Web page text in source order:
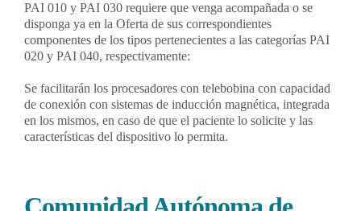
PAI 010 y PAI 030 requiere que venga acompañada o se
disponga ya en la Oferta de sus correspondientes
componentes de los tipos pertenecientes a las categorías PAI
020 y PAI 040, respectivamente:
Se facilitarán los procesadores con telebobina con capacidad
de conexión con sistemas de inducción magnética, integrada
en los mismos, en caso de que el paciente lo solicite y las
características del dispositivo lo permita.